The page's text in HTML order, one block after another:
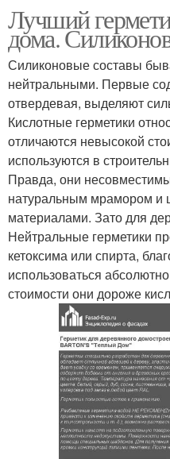
Лучший
дома.
Силиконовые составы
нейтральными. Первые
отвердевая, выделяют
Кислотные герметики
отличаются невысокой
используются в
Правда, они
натуральным мрамором
материалами. Зато для
Нейтральные герметики
кетоксима или спирта,
использоваться
стоимости они дороже